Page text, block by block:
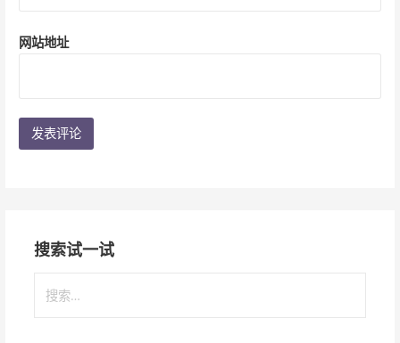
网站地址
搜索试一试
索